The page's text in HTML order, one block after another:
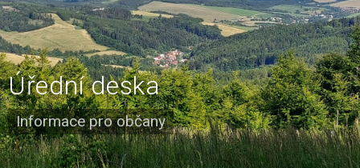
Úřední deska
Informace pro občany